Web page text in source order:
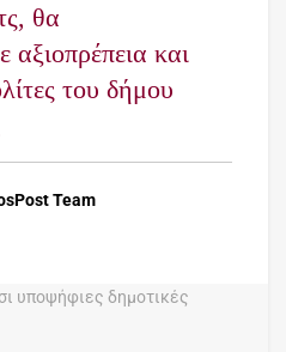
θα
και
του δήμου
Team